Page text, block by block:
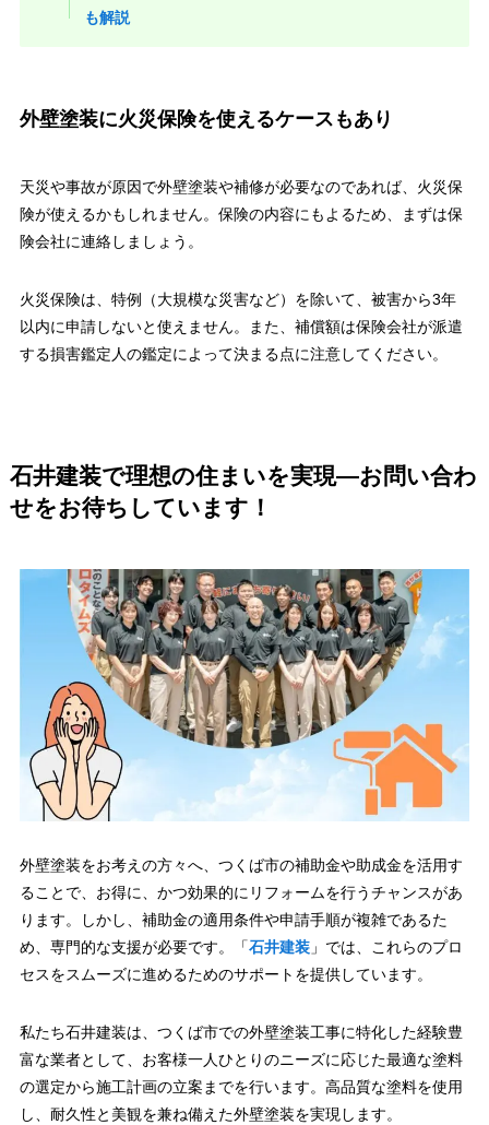
も解説
外壁塗装に火災保険を使えるケースもあり
天災や事故が原因で外壁塗装や補修が必要なのであれば、火災保
険が使えるかもしれません。保険の内容にもよるため、まずは保
険会社に連絡しましょう。
火災保険は、特例（大規模な災害など）を除いて、被害から3年
以内に申請しないと使えません。また、補償額は保険会社が派遣
する損害鑑定人の鑑定によって決まる点に注意してください。
石井建装で理想の住まいを実現—お問い合わ
せをお待ちしています！
外壁塗装をお考えの方々へ、つくば市の補助金や助成金を活用す
ることで、お得に、かつ効果的にリフォームを行うチャンスがあ
ります。しかし、補助金の適用条件や申請手順が複雑であるた
め、専門的な支援が必要です。「石井建装」では、これらのプロ
セスをスムーズに進めるためのサポートを提供しています。
私たち石井建装は、つくば市での外壁塗装工事に特化した経験豊
富な業者として、お客様一人ひとりのニーズに応じた最適な塗料
の選定から施工計画の立案までを行います。高品質な塗料を使用
し、耐久性と美観を兼ね備えた外壁塗装を実現します。